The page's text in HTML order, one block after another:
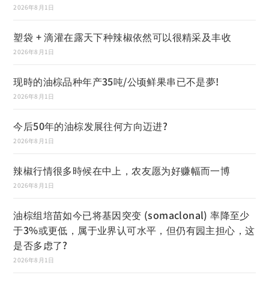
2026年8月1日
塑袋 + 滴灌在露天下种辣椒依然可以很精采及丰收
2026年8月1日
现時的油棕品种年产35吨/公顷鲜果串已不是夢!
2026年8月1日
今后50年的油棕发展往何方向迈进?
2026年8月1日
辣椒行情很多時候在中上，农友愿为好赚幅而一博
2026年8月1日
油棕组培苗如今已将基因突变 (somaclonal) 率降至少
于3%或更低，属于业界认可水平，但仍有园主担心，这
是否多虑了?
2026年8月1日